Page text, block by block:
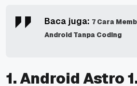
Baca juga: 7 Cara
Android Tanpa Coding
1. Android Astro